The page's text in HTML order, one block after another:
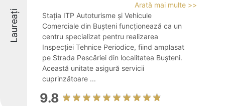
Laureați
Arată mai multe >>
Stația ITP Autoturisme și Vehicule
Comerciale din Bușteni funcționează ca un
centru specializat pentru realizarea
Inspecției Tehnice Periodice, fiind amplasat
pe Strada Pescăriei din localitatea Bușteni.
Această unitate asigură servicii
cuprinzătoare ...
9.8